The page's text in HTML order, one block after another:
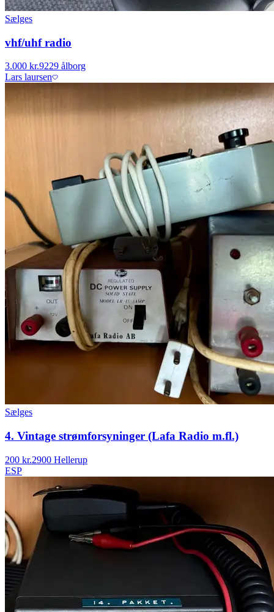
Sælges
vhf/uhf radio
3.000 kr.9229 ålborg
Lars laursen
Sælges
4. Vintage strømforsyninger (Lafa Radio m.fl.)
200 kr.2900 Hellerup
ESP